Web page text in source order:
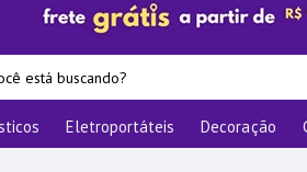
está buscando?
Eletroportáteis Decoração
buscados